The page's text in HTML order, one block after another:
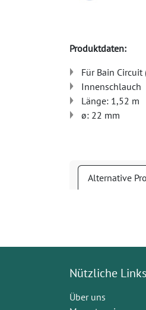
Produktdaten:
Für Bain Circuit
Innenschlauch
Länge: 1,52 m
ø: 22 mm
Alternative
Nützliche Links
Über uns